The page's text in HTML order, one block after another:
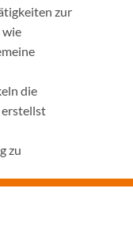
zur
wie
die
erstellst
zu